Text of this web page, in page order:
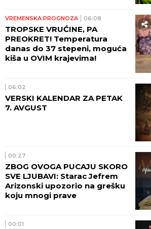
VREMENSKA PROGNOZA 06:08
TROPSKE VRUĆINE, PA
PREOKRET! Temperatura
danas do 37 stepeni, moguća
kiša u OVIM krajevima!
06:02
VERSKI KALENDAR ZA PETAK
7. AVGUST
00:27
ZBOG OVOGA PUCAJU SKORO
SVE LJUBAVI: Starac Jefrem
Arizonski upozorio na grešku
koju mnogi prave
00:01